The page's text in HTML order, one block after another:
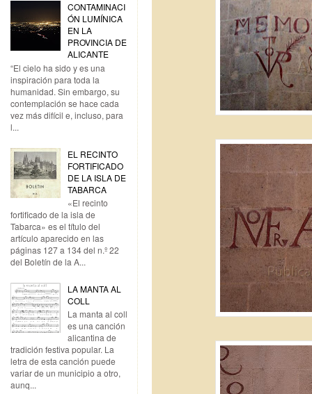
CONTAMINACI
ÓN LUMÍNICA
EN LA
PROVINCIA DE
ALICANTE
“El cielo ha sido y es una
inspiración para toda la
humanidad. Sin embargo, su
contemplación se hace cada
vez más difícil e, incluso, para
l...
EL RECINTO
FORTIFICADO
DE LA ISLA DE
TABARCA
«El recinto
fortificado de la isla de
Tabarca» es el título del
artículo aparecido en las
páginas 127 a 134 del n.º 22
del Boletín de la A...
LA MANTA AL
COLL
La manta al coll
es una canción
alicantina de
tradición festiva popular. La
letra de esta canción puede
variar de un municipio a otro,
aunq...